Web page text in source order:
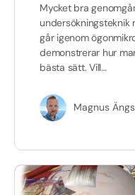
Mycket bra
undersökningsteknik
går igenom
demonstrerar hur
bästa sätt. Vill…
Magnus